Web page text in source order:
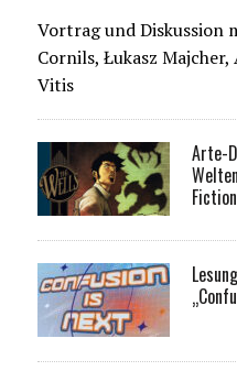
Vortrag und Diskussion
Cornils, Łukasz
Vitis
Arte-